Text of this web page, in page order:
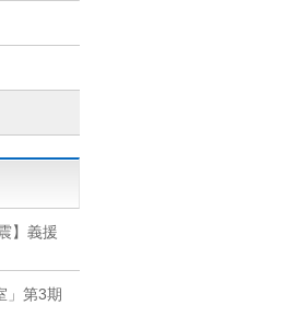
】義援
」第3期